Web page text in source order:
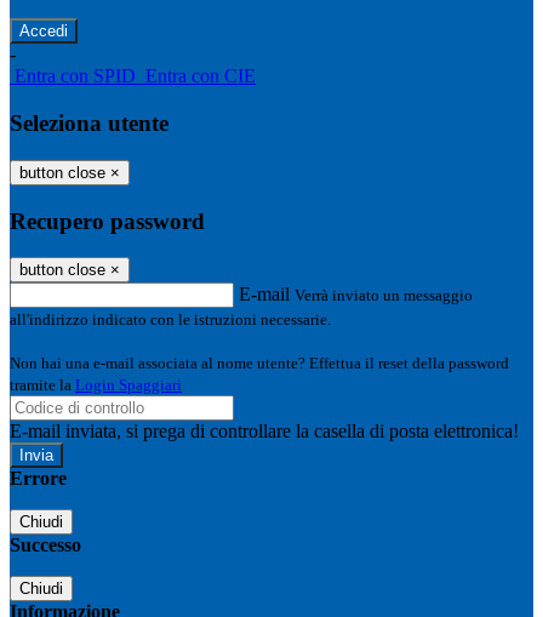
-
Entra con SPID Entra con CIE
Seleziona utente
button close ×
Recupero password
button close ×
E-mail Verrà inviato un messaggio
all'indirizzo indicato con le istruzioni necessarie.
Non hai una e-mail associata al nome utente? Effettua il reset della password
tramite la Login Spaggiari
E-mail inviata, si prega di controllare la casella di posta elettronica!
Errore
Chiudi
Successo
Chiudi
Informazione